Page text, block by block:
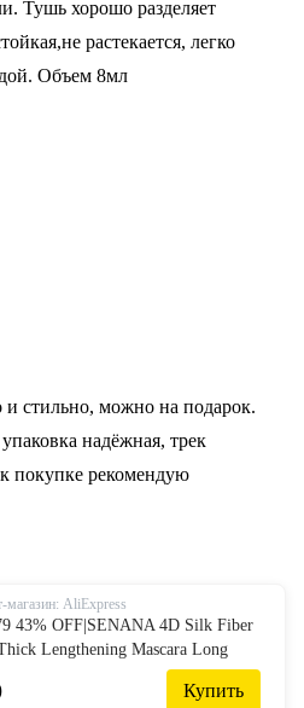
Тушь хорошо разделяет
растекается, легко
Объем 8мл
и стильно, можно на подарок.
надёжная, трек
покупке рекомендую
магазин: AliExpress
43% OFF|SENANA 4D Silk Fiber
Lengthening Mascara Long
Eyelash Extension Eye Lashes
Eye Cosmetics-in Mascara
Купить